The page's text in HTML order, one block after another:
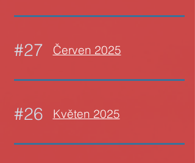
#27 Červen 2025
#26 Květen 2025